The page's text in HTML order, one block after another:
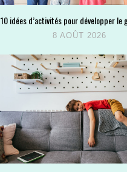
10 idées d’activités pour développer le
8 AOÛT 2026